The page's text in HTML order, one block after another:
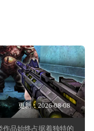
更新：2026-08-08
品始终占据着独特的